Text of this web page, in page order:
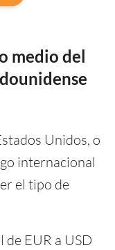
medio del
Unidos, o
internacional
el tipo de
EUR a USD